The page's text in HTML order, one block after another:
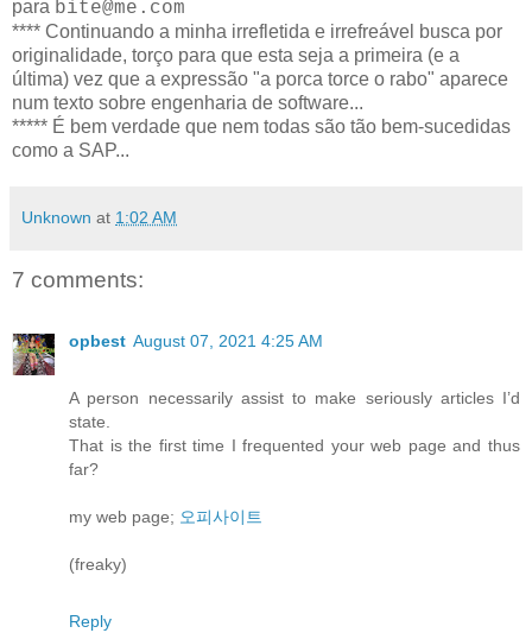
para bite@me.com
**** Continuando a minha irrefletida e irrefreável busca por
originalidade, torço para que esta seja a primeira (e a
última) vez que a expressão "a porca torce o rabo" aparece
num texto sobre engenharia de software...
***** É bem verdade que nem todas são tão bem-sucedidas
como a SAP...
Unknown at 1:02 AM
7 comments:
opbest August 07, 2021 4:25 AM
A person necessarily assist to make seriously articles I’d
state.
That is the first time I frequented your web page and thus
far?
my web page; 오피사이트
(freaky)
Reply